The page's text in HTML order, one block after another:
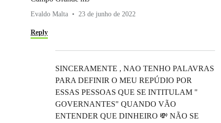
Evaldo Malta 23 de junho de 2022
Reply
SINCERAMENTE , NAO TENHO PALAVRAS
PARA DEFINIR O MEU REPÚDIO POR
ESSAS PESSOAS QUE SE INTITULAM "
GOVERNANTES" QUANDO VÃO
ENTENDER QUE DINHEIRO 💸 NÃO SE